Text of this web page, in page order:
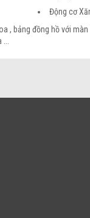
Động cơ
, bảng đồng hồ với